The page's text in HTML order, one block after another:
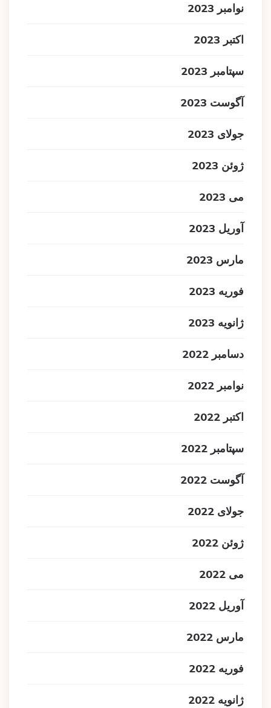
نوامبر 2023
اکتبر 2023
سپتامبر 2023
آگوست 2023
جولای 2023
ژوئن 2023
می 2023
آوریل 2023
مارس 2023
فوریه 2023
ژانویه 2023
دسامبر 2022
نوامبر 2022
اکتبر 2022
سپتامبر 2022
آگوست 2022
جولای 2022
ژوئن 2022
می 2022
آوریل 2022
مارس 2022
فوریه 2022
ژانویه 2022